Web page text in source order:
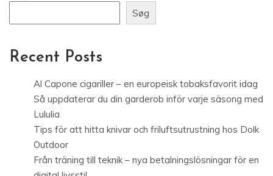
Søg
Recent Posts
Al Capone cigariller – en europeisk tobaksfavorit idag
Så uppdaterar du din garderob inför varje säsong med
Lululia
Tips för att hitta knivar och friluftsutrustning hos Dolk
Outdoor
Från träning till teknik – nya betalningslösningar för en